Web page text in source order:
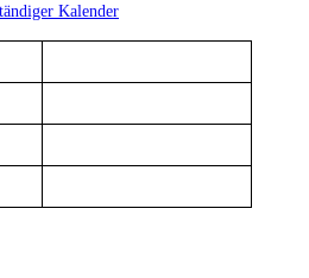
Kalender